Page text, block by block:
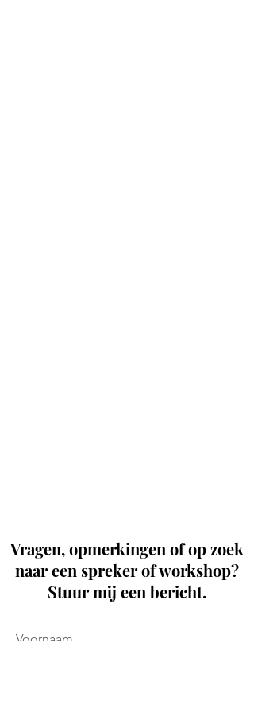
Vragen, opmerkingen of op zoek
naar een spreker of workshop?
Stuur mij een bericht.
Voornaam